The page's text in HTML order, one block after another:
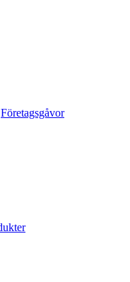
Företagsgåvor